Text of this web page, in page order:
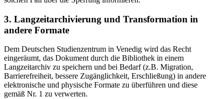
3. Langzeitarchivierung und Transformation in
andere Formate
Dem Deutschen Studienzentrum in Venedig wird das Recht
eingeräumt, das Dokument durch die Bibliothek in einem
Langzeitarchiv zu speichern und bei Bedarf (z.B. Migration,
Barrierefreiheit, bessere Zugänglichkeit, Erschließung) in andere
elektronische und physische Formate zu überführen und diese
gemäß Nr. 1 zu verwerten.